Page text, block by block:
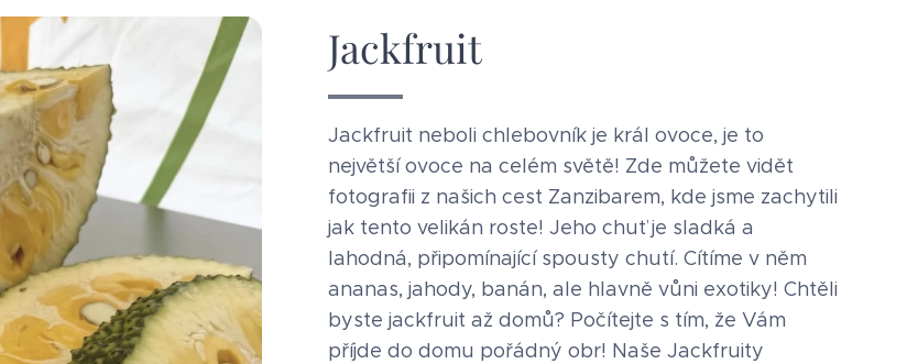
Jackfruit
Jackfruit neboli chlebovník je král ovoce, je to
největší ovoce na celém světě! Zde můžete vidět
fotografii z našich cest Zanzibarem, kde jsme zachytili
jak tento velikán roste! Jeho chuť je sladká a
lahodná, připomínající spousty chutí. Cítíme v něm
ananas, jahody, banán, ale hlavně vůni exotiky! Chtěli
byste jackfruit až domů? Počítejte s tím, že Vám
příjde do domu pořádný obr! Naše Jackfruity